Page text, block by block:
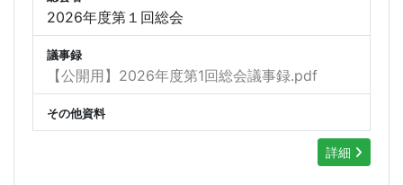
2026年度第１回総会
議事録
【公開用】2026年度第1回総会議事録.pdf
その他資料
詳細